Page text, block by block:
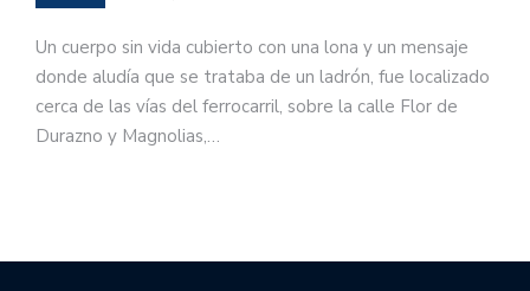
Un cuerpo sin vida cubierto con una lona y un mensaje
donde aludía que se trataba de un ladrón, fue localizado
cerca de las vías del ferrocarril, sobre la calle Flor de
Durazno y Magnolias,…